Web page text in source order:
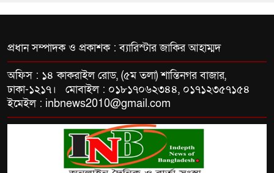
প্রধান সম্পাদক ও প্রকাশক : ব্যারিস্টার জাকির আহাম্মদ
অফিস : ১৪ কাকরাইল রোড, (৫ম তলা) শান্তিনগর বাজার,
ঢাকা-১২১৭। মোবাইল : ০১৮১৭০৬২৩৪৪, ০১৭১২৩৫৭১৫৪
ইমেইল : inbnews2010@gmail.com